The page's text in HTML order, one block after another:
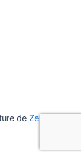
de Zel